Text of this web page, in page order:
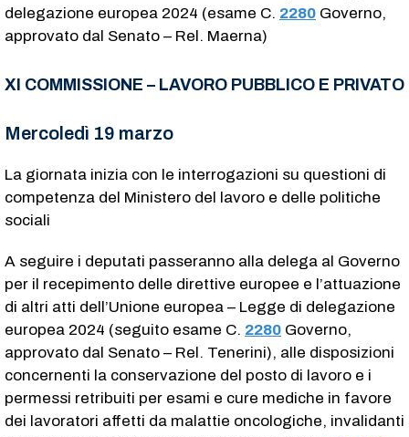
delegazione europea 2024 (esame C. 2280 ​ Governo,
approvato dal Senato – Rel. Maerna)
XI COMMISSIONE – LAVORO PUBBLICO E PRIVATO
Mercoledì 19 marzo
La giornata inizia con le interrogazioni su questioni di
competenza del Ministero del lavoro e delle politiche
sociali
A seguire i deputati passeranno alla delega al Governo
per il recepimento delle direttive europee e l’attuazione
di altri atti dell’Unione europea – Legge di delegazione
europea 2024 (seguito esame C. 2280 ​ Governo,
approvato dal Senato – Rel. Tenerini), alle disposizioni
concernenti la conservazione del posto di lavoro e i
permessi retribuiti per esami e cure mediche in favore
dei lavoratori affetti da malattie oncologiche, invalidanti